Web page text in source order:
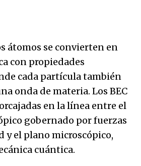
átomos se convierten en
con propiedades
cada partícula también
onda de materia. Los BEC
en la línea entre el
gobernado por fuerzas
y el plano microscópico,
cuántica.